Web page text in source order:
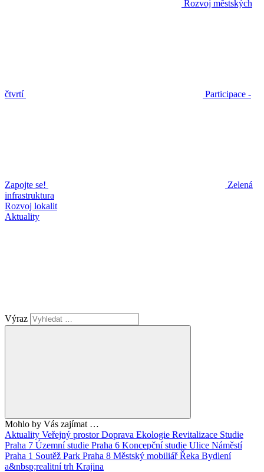
Rozvoj městských
čtvrtí Participace -
Zapojte se!
Zelená
infrastruktura
Rozvoj lokalit
Aktuality
Výraz
Mohlo by Vás zajímat …
Aktuality Veřejný prostorDoprava Ekologie Revitalizace Studie
Praha 7 Územní studie Praha 6 Koncepční studie Ulice Náměstí
Praha 1 Soutěž Park Praha 8 Městský mobiliářŘeka Bydlení
a&nbsp;realitní trh Krajina